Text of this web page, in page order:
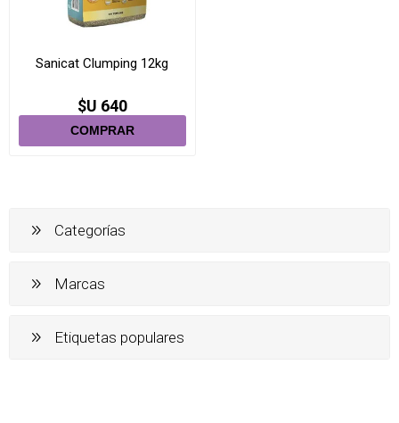
Sanicat Clumping 12kg
$U 640
Categorías
Marcas
Etiquetas populares